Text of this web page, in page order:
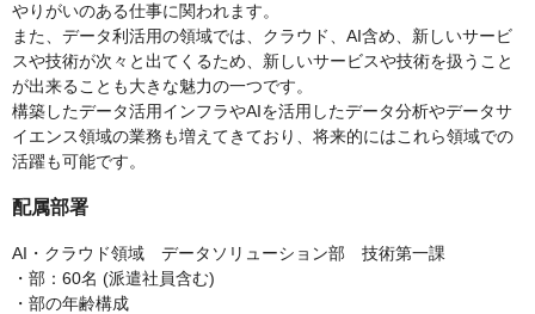
やりがいのある仕事に関われます。
また、データ利活用の領域では、クラウド、AI含め、新しいサービ
スや技術が次々と出てくるため、新しいサービスや技術を扱うこと
が出来ることも大きな魅力の一つです。
構築したデータ活用インフラやAIを活用したデータ分析やデータサ
イエンス領域の業務も増えてきており、将来的にはこれら領域での
活躍も可能です。
配属部署
AI・クラウド領域 データソリューション部 技術第一課
・部：60名 (派遣社員含む)
・部の年齢構成